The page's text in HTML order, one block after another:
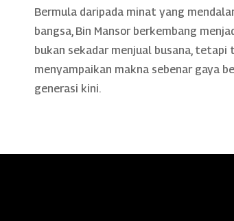
Bermula daripada minat yang
bangsa, Bin Mansor berkembang
bukan sekadar menjual busana, tetapi
menyampaikan makna sebenar gaya
generasi kini.